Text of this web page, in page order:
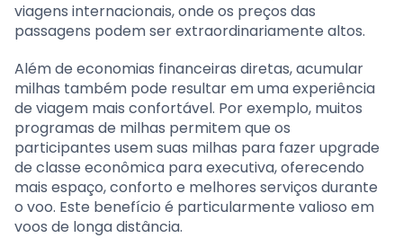
viagens internacionais, onde os preços das
passagens podem ser extraordinariamente altos.
Além de economias financeiras diretas, acumular
milhas também pode resultar em uma experiência
de viagem mais confortável. Por exemplo, muitos
programas de milhas permitem que os
participantes usem suas milhas para fazer upgrade
de classe econômica para executiva, oferecendo
mais espaço, conforto e melhores serviços durante
o voo. Este benefício é particularmente valioso em
voos de longa distância.